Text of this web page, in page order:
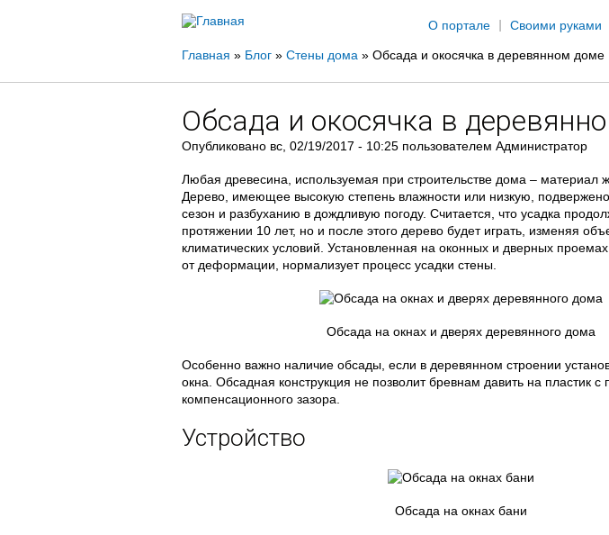
О портале
Своими руками
Вы
здесь
Главная » Блог » Стены дома » Обсада и окосячка в деревянном доме
Обсада и окосячка в
Опубликовано вс, 02/19/2017 - 10:25 пользователем Администратор
Любая древесина, используемая при строительстве дома – материал
Дерево, имеющее высокую степень влажности или низкую,
сезон и разбуханию в дождливую погоду. Считается, что усадка
протяжении 10 лет, но и после этого дерево будет играть, изменяя
климатических условий. Установленная на оконных и дверных
от деформации, нормализует процесс усадки стены.
Обсада на окнах и дверях деревянного дома
Особенно важно наличие обсады, если в деревянном строении
окна. Обсадная конструкция не позволит бревнам давить на пластик
компенсационного зазора.
Устройство
Обсада на окнах бани